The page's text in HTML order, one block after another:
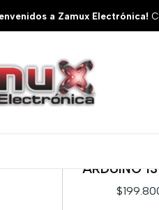
a Zamux Electrónica!
KIT
ARDUINO